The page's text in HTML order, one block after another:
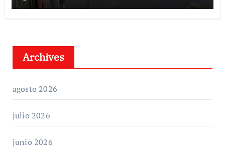
Archives
agosto 2026
julio 2026
junio 2026